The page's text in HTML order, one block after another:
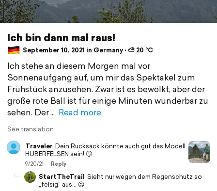
Ich bin dann mal raus!
September 10, 2021 in Germany ⋅ ⛅ 20 °C
Ich stehe an diesem Morgen mal vor
Sonnenaufgang auf, um mir das Spektakel zum
Frühstück anzusehen. Zwar ist es bewölkt, aber der
große rote Ball ist für einige Minuten wunderbar zu
sehen. Der
Read more
See translation
Traveler Dein Rucksack könnte auch gut das Modell
HUBERFELSEN sein! 🙄
9/20/21 Reply
StartTheTrail Sieht nur wegen dem Regenschutz so
„felsig“ aus… 😉